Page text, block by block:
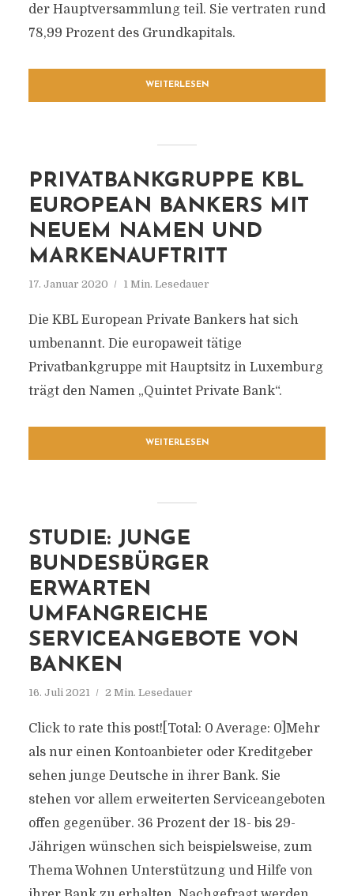
der Hauptversammlung teil. Sie vertraten rund
78,99 Prozent des Grundkapitals.
WEITERLESEN
PRIVATBANKGRUPPE KBL
EUROPEAN BANKERS MIT
NEUEM NAMEN UND
MARKENAUFTRITT
17. Januar 2020 1 Min. Lesedauer
Die KBL European Private Bankers hat sich
umbenannt. Die europaweit tätige
Privatbankgruppe mit Hauptsitz in Luxemburg
trägt den Namen „Quintet Private Bank“.
WEITERLESEN
STUDIE: JUNGE
BUNDESBÜRGER
ERWARTEN
UMFANGREICHE
SERVICEANGEBOTE VON
BANKEN
16. Juli 2021 2 Min. Lesedauer
Click to rate this post![Total: 0 Average: 0]Mehr
als nur einen Kontoanbieter oder Kreditgeber
sehen junge Deutsche in ihrer Bank. Sie
stehen vor allem erweiterten Serviceangeboten
offen gegenüber. 36 Prozent der 18- bis 29-
Jährigen wünschen sich beispielsweise, zum
Thema Wohnen Unterstützung und Hilfe von